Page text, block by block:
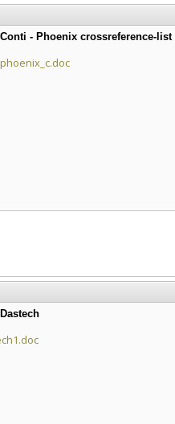
Conti - Phoenix crossreference-list